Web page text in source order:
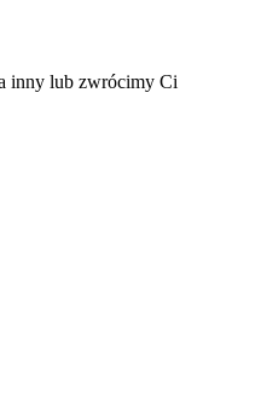
inny lub zwrócimy Ci